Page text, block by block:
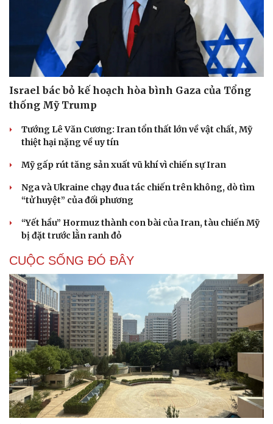
Cải chính
Israel bác bỏ kế hoạch hòa bình Gaza của Tổng
thống Mỹ Trump
Tướng Lê Văn Cương: Iran tổn thất lớn về vật chất, Mỹ
thiệt hại nặng về uy tín
Mỹ gấp rút tăng sản xuất vũ khí vì chiến sự Iran
Nga và Ukraine chạy đua tác chiến trên không, dò tìm
“tử huyệt” của đối phương
“Yết hầu” Hormuz thành con bài của Iran, tàu chiến Mỹ
bị đặt trước lằn ranh đỏ
CUỘC SỐNG ĐÓ ĐÂY